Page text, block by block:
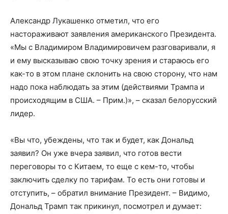
Александр Лукашенко отметил, что его
настораживают заявления американского Президента.
«Мы с Владимиром Владимировичем разговаривали, я
и ему высказываю свою точку зрения и стараюсь его
как-то в этом плане склонить на свою сторону, что нам
надо пока наблюдать за этим (действиями Трампа и
происходящим в США. – Прим.)», – сказал белорусский
лидер.
«Вы что, убеждены, что так и будет, как Дональд
заявил? Он уже вчера заявил, что готов вести
переговоры то с Китаем, то еще с кем-то, чтобы
заключить сделку по тарифам. То есть они готовы и
отступить, – обратил внимание Президент. – Видимо,
Дональд Трамп так прикинул, посмотрел и думает: